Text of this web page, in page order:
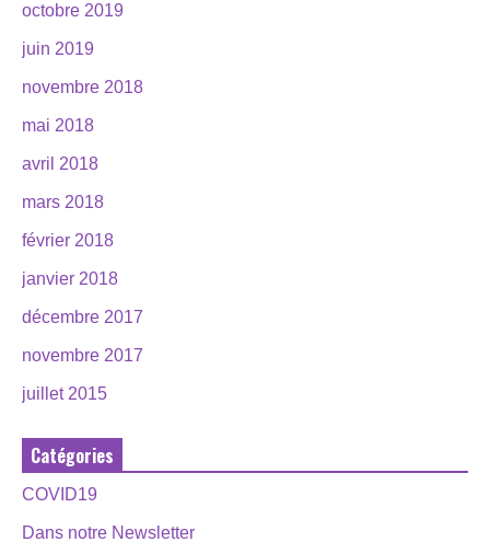
octobre 2019
juin 2019
novembre 2018
mai 2018
avril 2018
mars 2018
février 2018
janvier 2018
décembre 2017
novembre 2017
juillet 2015
Catégories
COVID19
Dans notre Newsletter